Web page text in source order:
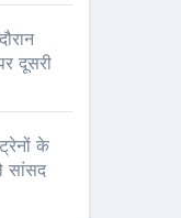
दूसरी
के
सांसद